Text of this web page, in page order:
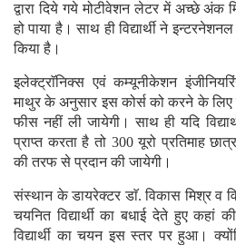
द्वारा दिये गये मोटीवेशन लेटर में अच्छे अंक
हो पाया है। साथ ही विद्यार्थी ने
किया है।
इलेक्ट्राॅनिक्स एवं कम्यूनीकेशन
माथुर के अनुसार इस कोर्स को करने के लिए
फीस नहीं ली जायेगी। साथ ही यदि
प्राप्त करता है तो 300 यूरो प्रतिमाह
की तरफ से प्रदान की जायेगी।
संस्थान के डायरेक्टर डाॅ. विकास मिश्र व
चयनित विद्यार्थी का बधाई देते हुए कहां
विद्यार्थी का चयन इस स्तर पर हुआ।